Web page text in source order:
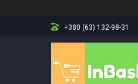
+380 (63) 132-98-31